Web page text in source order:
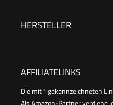
HERSTELLER
AFFILIATELINKS
Die mit * gekennzeichneten
Als Amazon-Partner verdiene